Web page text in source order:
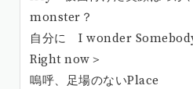
monster？
自分に I wonder
Right now＞
嗚呼、足場のないPlace